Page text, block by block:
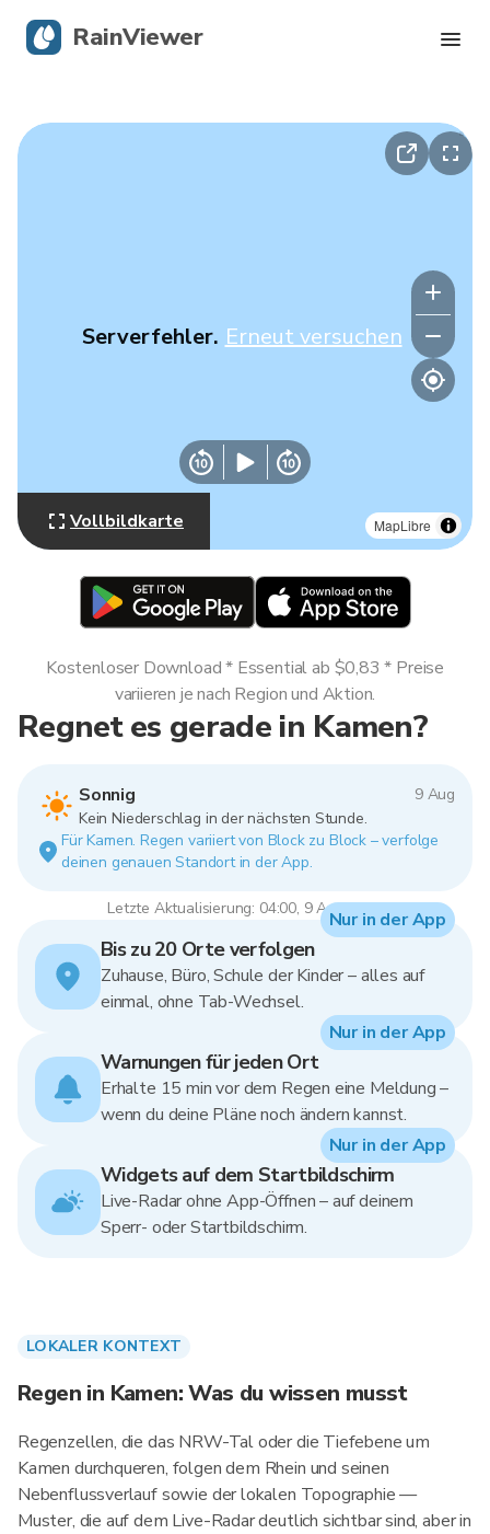
MapLibre
Serverfehler. Erneut versuchen
Vollbildkarte
Regnet es gerade in Kamen?
Sonnig
9 Aug
Kein Niederschlag in der nächsten Stunde.
Für Kamen. Regen variiert von Block zu Block – verfolge
deinen genauen Standort in der App.
Letzte Aktualisierung: 04:00, 9 Aug 2026
Kostenloser Download * Essential ab $0,83 * Preise
variieren je nach Region und Aktion.
Bis zu 20 Orte verfolgen
Zuhause, Büro, Schule der Kinder – alles auf
einmal, ohne Tab-Wechsel.
Nur in der App
Warnungen für jeden Ort
Erhalte 15 min vor dem Regen eine Meldung –
wenn du deine Pläne noch ändern kannst.
Nur in der App
Widgets auf dem Startbildschirm
Live-Radar ohne App-Öffnen – auf deinem
Sperr- oder Startbildschirm.
Nur in der App
LOKALER KONTEXT
Regen in Kamen: Was du wissen musst
Regenzellen, die das NRW-Tal oder die Tiefebene um
Kamen durchqueren, folgen dem Rhein und seinen
Nebenflussverlauf sowie der lokalen Topographie —
Muster, die auf dem Live-Radar deutlich sichtbar sind, aber in
RainViewer